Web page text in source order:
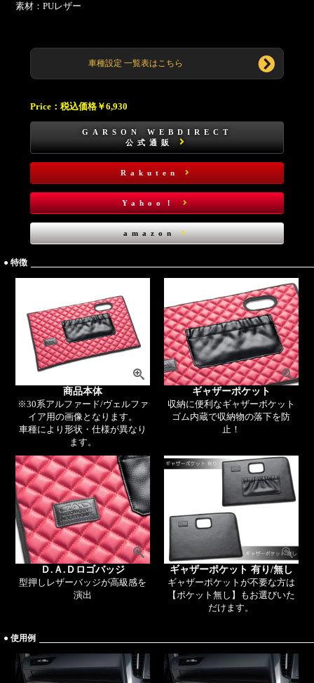
素材：PUレザー
車種設定 一覧表はこちら
Price： 税込価格￥6,930
GARSON WEBDIRECT
公式通販
Rakuten
Yahoo！
amazon
● 特徴
商品本体
※30系アルファード/ヴェルファ
イア用の画像となります。
車種により形状・仕様が異なり
ます。
ギャザーポケット
収納に便利なギャザーポケット
ゴム内蔵で収納物の落下を防
止！
Ｄ.Ａ.Ｄロゴバッジ
型押しレザーバッジが高級感を
演出
ギャザーポケット 有り/無し
ギャザーポケットが不要な方は
【ポケット無し】もお選びいた
だけます。
● 使用例